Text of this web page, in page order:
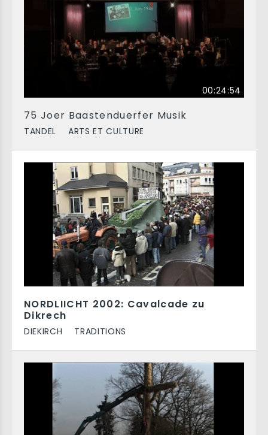
00:24:54
75 Joer Baastenduerfer Musik
TANDEL ARTS ET CULTURE
NORDLIICHT 2002: Cavalcade zu
Dikrech
DIEKIRCH TRADITIONS